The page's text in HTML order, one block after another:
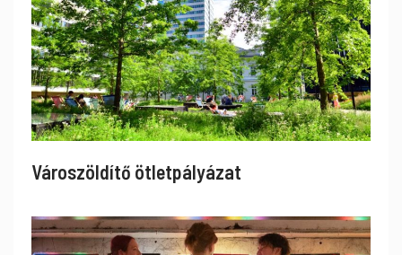
Városzöldítő ötletpályázat